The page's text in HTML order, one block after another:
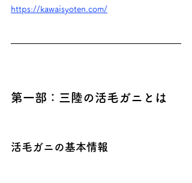
https://kawaisyoten.com/
第一部：三陸の活毛ガニとは
活毛ガニの基本情報